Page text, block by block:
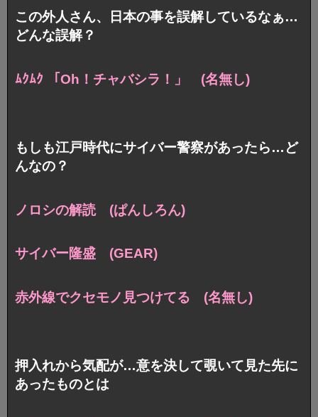
この外人さん、日本の事を誤解しているなぁ…
どんな誤解？
ﾑｸﾑｸ 「Oh！チャバシラ！」 (名無し)
もしも江戸時代にサイバー警察があったら…ど
んなの？
ノロシの解読 (ぱんしろん)
サイバー隆盛 (GEAR)
赤外線でクセモノ見つけてる (名無し)
押入れから気配が…意を決して覗いて見た先に
あったものとは